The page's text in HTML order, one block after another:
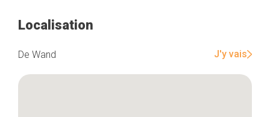
Localisation
De Wand J'y vais